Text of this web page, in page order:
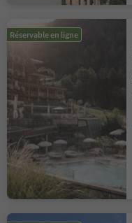
Réservable en ligne